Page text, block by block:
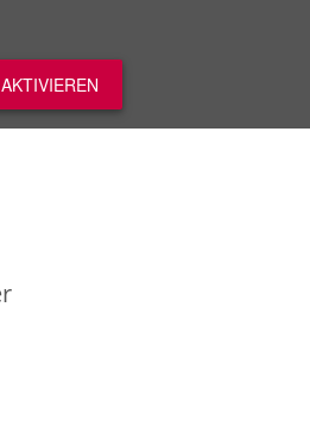
AKTIVIEREN